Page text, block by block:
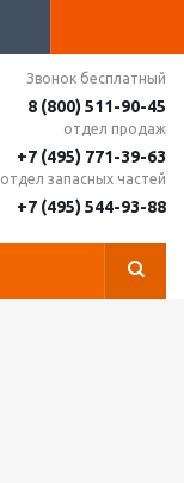
Звонок бесплатный
8 (800) 511-90-45
отдел продаж
+7 (495) 771-39-63
отдел запасных частей
+7 (495) 544-93-88